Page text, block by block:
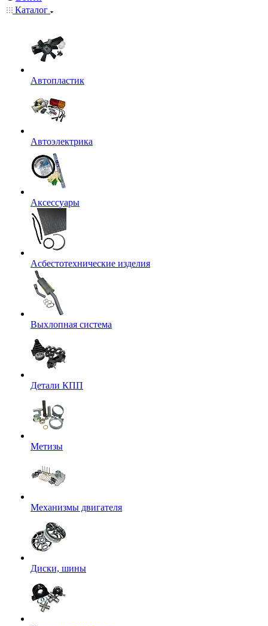
Каталог
Автопластик
Автоэлектрика
Аксессуары
Асбестотехнические изделия
Выхлопная система
Детали КПП
Метизы
Механизмы двигателя
Диски, шины